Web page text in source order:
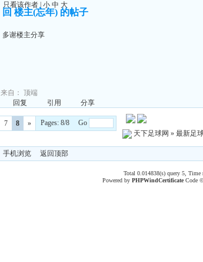
只看该作者| 小 中 大
回 楼主(忘年) 的帖子
多谢楼主分享
来自： 顶端
回复
引用 分享
7 8 »
Pages: 8/8 Go
天下足球网 » 最新足
手机浏览 返回顶部
Total 0.014838(s) query 5,
Powered byPHPWindCertificate Code